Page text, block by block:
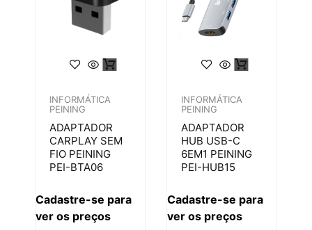
INFORMÁTICA
PEINING
ADAPTADOR
CARPLAY SEM
FIO PEINING
PEI-BTA06
Cadastre-se para
ver os preços
INFORMÁTICA
PEINING
ADAPTADOR
HUB USB-C
6EM1 PEINING
PEI-HUB15
Cadastre-se para
ver os preços